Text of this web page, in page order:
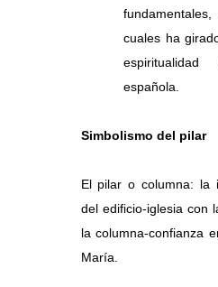
cuales ha
española.
Simbolismo del pilar
El pilar o columna: la
del edificio-iglesia con
la columna-confianza
María.